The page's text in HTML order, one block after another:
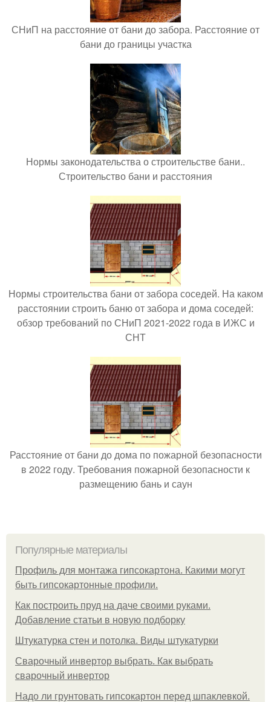
СНиП на расстояние от бани до забора. Расстояние от
бани до границы участка
Нормы законодательства о строительстве бани..
Строительство бани и расстояния
Нормы строительства бани от забора соседей. На каком
расстоянии строить баню от забора и дома соседей:
обзор требований по СНиП 2021-2022 года в ИЖС и
СНТ
Расстояние от бани до дома по пожарной безопасности
в 2022 году. Требования пожарной безопасности к
размещению бань и саун
Популярные материалы
Профиль для монтажа гипсокартона. Какими могут
быть гипсокартонные профили.
Как построить пруд на даче своими руками.
Добавление статьи в новую подборку
Штукатурка стен и потолка. Виды штукатурки
Сварочный инвертор выбрать. Как выбрать
сварочный инвертор
Надо ли грунтовать гипсокартон перед шпаклевкой.